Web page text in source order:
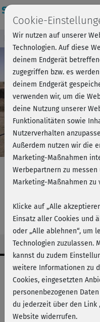
Kursvorschau - Jetzt
Hatha Yoga
& Ruhe
Workout-Facts
leicht
36 Min
101 kcal
Cookie-
Wir nutzen auf unserer
Technologien. Auf diese
deinem Endgerät
zugegriffen bzw. es
deinem Endgerät
verwenden wir, um die
deine Nutzung unserer
Funktionalitäten sowie
Nutzerverhalten
Außerdem nutzen wir die
Marketing-Maßnahmen
Werbepartnern zu
Marketing-Maßnahmen zu
Klicke auf „Alle
Einsatz aller Cookies und
oder „Alle ablehnen“, um
Technologien zuzulassen.
kannst du zudem
weitere Informationen zu
Cookies, eingesetzten
personenbezogenen
du jederzeit über den Link
Website widerrufen.